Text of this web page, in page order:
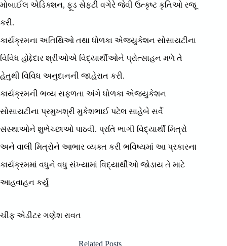
મોબાઈલ એડિક્શન, ફૂડ સેફટી વગેરે જેવી ઉત્કૃષ્ટ કૃતિઓ રજૂ
કરી.
કાર્યક્રમના અતિથિઓ તથા ધોળકા એજ્યુકેશન સોસાયટીના
વિવિધ હોદ્દેદાર શ્રીઓએ વિદ્યાર્થીઓને પ્રોત્સાહન મળે તે
હેતુથી વિવિધ અનુદાનની જાહેરાત કરી.
કાર્યક્રમની ભવ્ય સફળતા અંગે ધોળકા એજ્યુકેશન
સોસાયટીના પ્રમુખશ્રી મુકેશભાઈ પટેલ સાહેબે સર્વે
સંસ્થાઓને શુભેચ્છાઓ પાઠવી. પ્રતિ ભાગી વિદ્યાર્થી મિત્રો
અને વાલી મિત્રોને આભાર વ્યક્ત કરી ભવિષ્યમાં આ પ્રકારના
કાર્યક્રમમાં વધુને વધુ સંખ્યામાં વિદ્યાર્થીઓ જોડાય તે માટે
આહવાહન કર્યું
ચીફ એડીટર ગણેશ રાવત
Related Posts